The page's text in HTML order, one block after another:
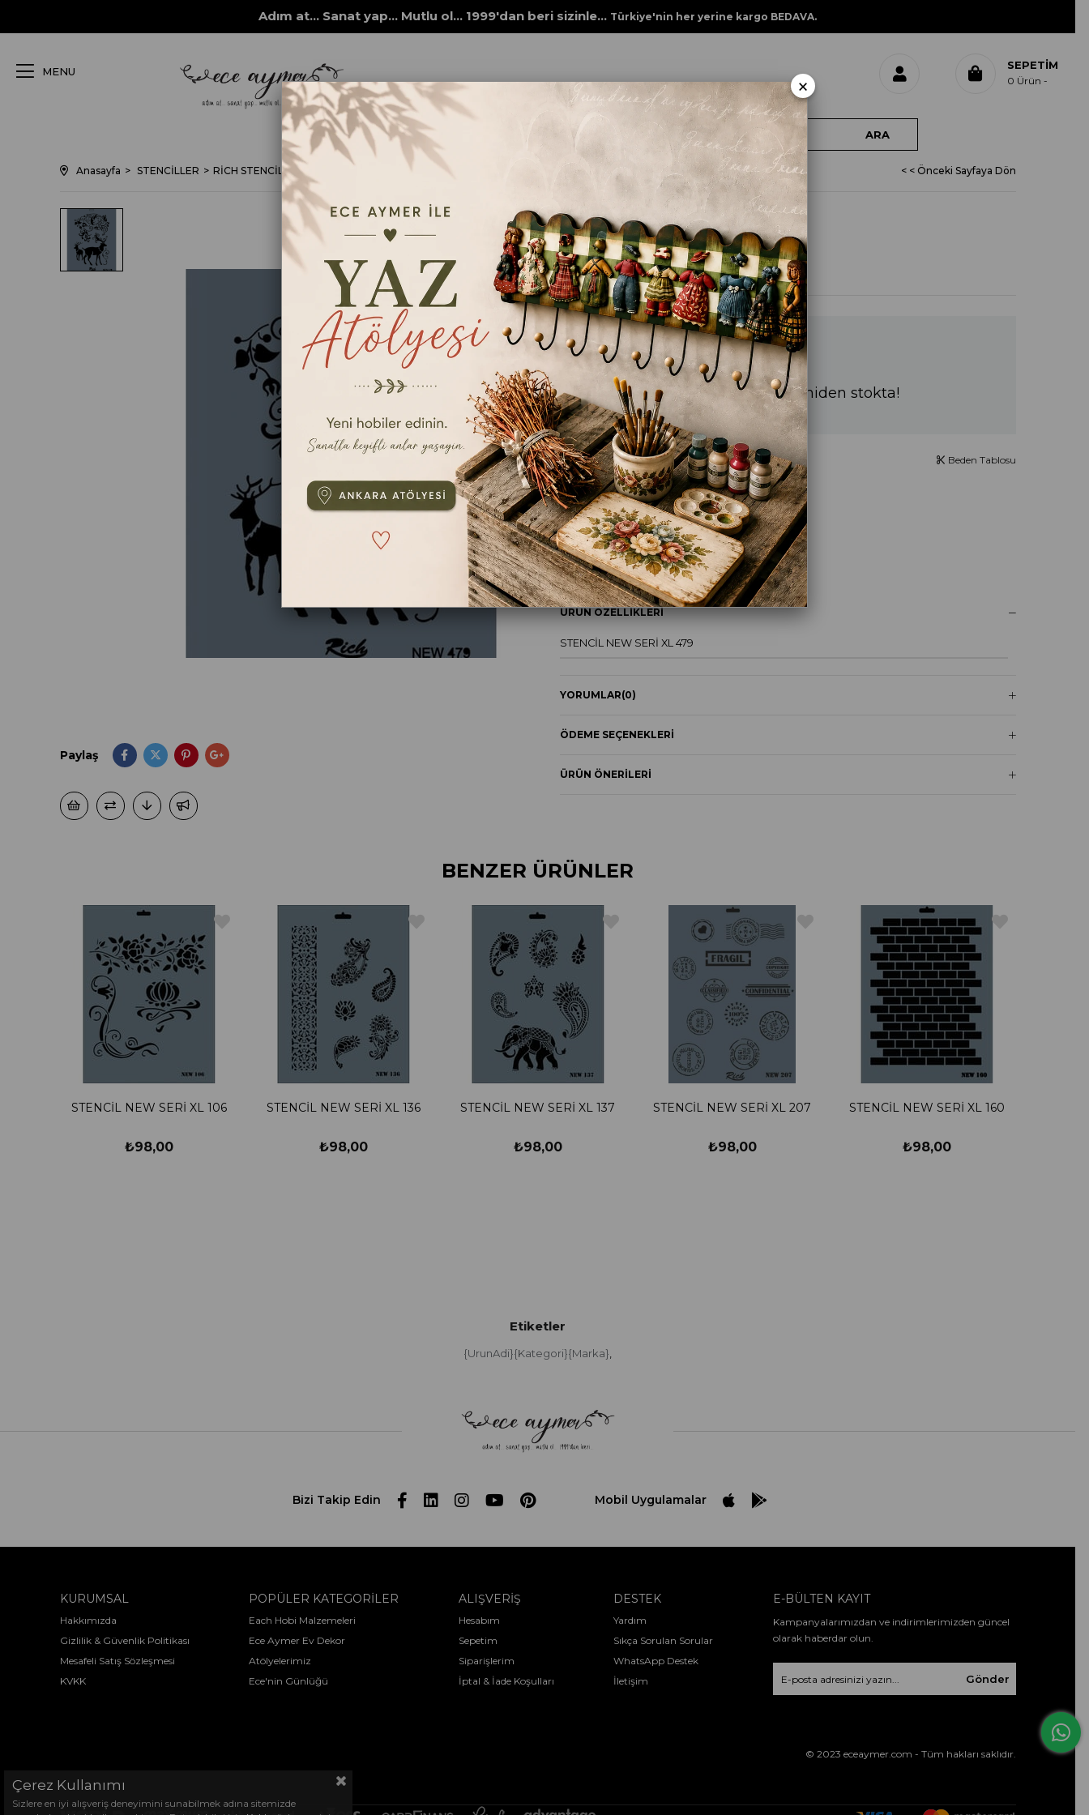
Adım at... Sanat yap... Mutlu ol... 1999'dan beri sizinle... Türkiye'nin her yerine kargo BEDAVA.
MENU SEPETIM
0 Ürün
Anasayfa STENCİLLER RİCH STENCİL ŞABLONLARI Rich New Seri XL STENCİL NEW SERİ XL 479 < < Önceki Sayfaya Dön
Paylaş
STENCİL NEW SERİ XL 479
₺98,00
En kısa sürede yeniden stokta!
Ebat
25x35cm
Beden Tablosu
TAVSIYE ET YORUM YAZ
ÜRÜN ÖZELLIKLERI
STENCİL NEW SERİ XL 479
YORUMLAR(0)
ÖDEME SEÇENEKLERI
ÜRÜN ÖNERILERI
BENZER ÜRÜNLER
STENCİL NEW SERİ XL 106
₺98,00
STENCİL NEW SERİ XL 136
₺98,00
STENCİL NEW SERİ XL 137
₺98,00
STENCİL NEW SERİ XL 207
₺98,00
STENCİL NEW SERİ XL 160
₺98,00
Etiketler
{UrunAdi}{Kategori}{Marka},
Bizi Takip Edin Mobil Uygulamalar
KURUMSAL
Hakkımızda
Gizlilik & Güvenlik Politikası
Mesafeli Satış Sözleşmesi
KVKK
POPÜLER KATEGORİLER
Each Hobi Malzemeleri
Ece Aymer Ev Dekor
Atölyelerimiz
Ece'nin Günlüğü
ALIŞVERİŞ
Hesabım
Sepetim
Siparişlerim
İptal & İade Koşulları
DESTEK
Yardım
Sıkça Sorulan Sorular
WhatsApp Destek
İletişim
E-BÜLTEN KAYIT
Kampanyalarımızdan ve indirimlerimizden güncel
olarak haberdar olun.
Gönder
© 2023 eceaymer.com - Tüm hakları saklıdır.
Çerez Kullanımı
Sizlere en iyi alışveriş deneyimini sunabilmek adına sitemizde
×